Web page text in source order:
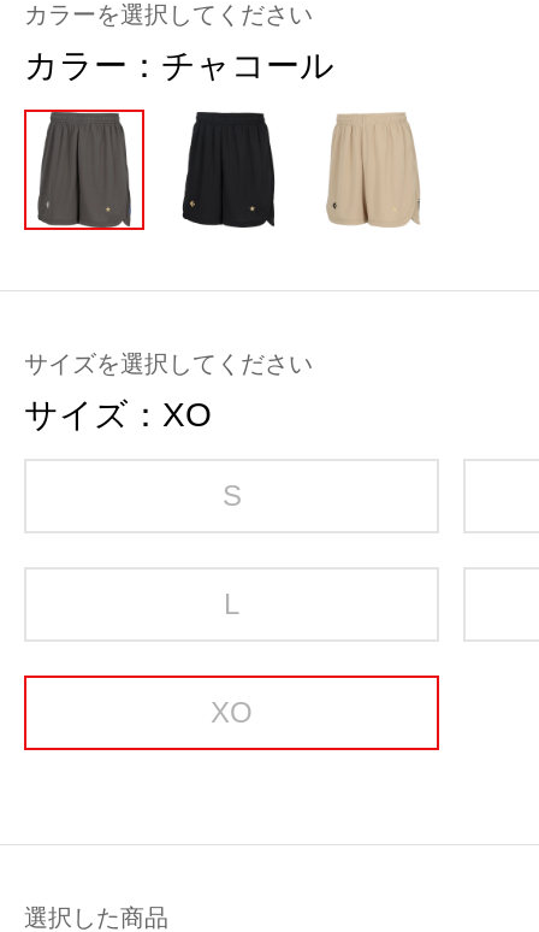
カラーを選択してください
カラー： チャコール
サイズを選択してください
サイズ： XO
S
L
XO
選択した商品